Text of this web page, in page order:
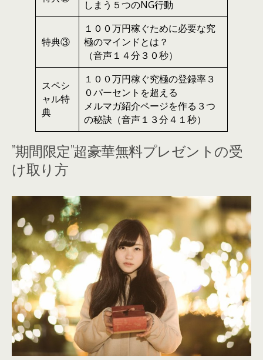
しまう５つのNG行動
特典③
１００万円稼ぐために必要な究
極のマインドとは？
（音声１４分３０秒）
スペシ
ャル特
典
１００万円稼ぐ究極の登録率３
０パーセントを超える
メルマガ紹介ページを作る３つ
の秘訣（音声１３分４１秒）
”期間限定”超豪華無料プレゼントの受
け取り方